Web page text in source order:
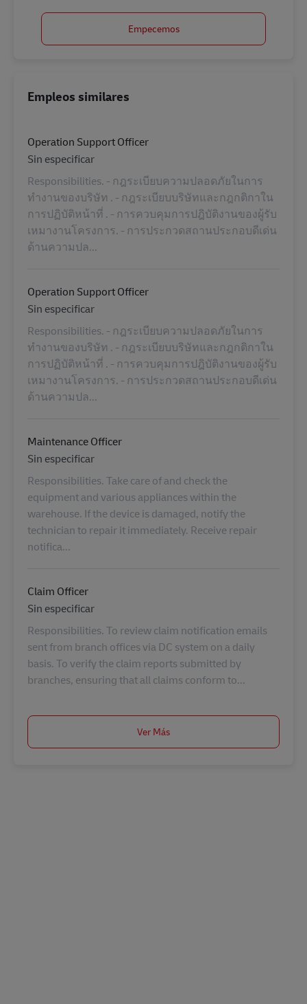
Empecemos
Empleos similares
Operation Support Officer
Categoría
Sin especificar
Responsibilities. - กฎระเบียบความปลอดภัยในการ
ทำงานของบริษัท . - กฎระเบียบบริษัทและกฎกติกาใน
การปฏิบัติหน้าที่ . - การควบคุมการปฎิบัติงานของผู้รับ
เหมางานโครงการ. - การประกวดสถานประกอบดีเด่น
ด้านความปล...
Operation Support Officer
Categoría
Sin especificar
Responsibilities. - กฎระเบียบความปลอดภัยในการ
ทำงานของบริษัท . - กฎระเบียบบริษัทและกฎกติกาใน
การปฏิบัติหน้าที่ . - การควบคุมการปฎิบัติงานของผู้รับ
เหมางานโครงการ. - การประกวดสถานประกอบดีเด่น
ด้านความปล...
Maintenance Officer
Categoría
Sin especificar
Responsibilities. Take care of and check the
equipment and various appliances within the
warehouse. If the device is damaged, notify the
technician to repair it immediately. Receive repair
notifica...
Claim Officer
Categoría
Sin especificar
Responsibilities. To review claim notification emails
sent from branch offices via DC system on a daily
basis. To verify the claim reports submitted by
branches, ensuring that all claims conform to...
Ver Más